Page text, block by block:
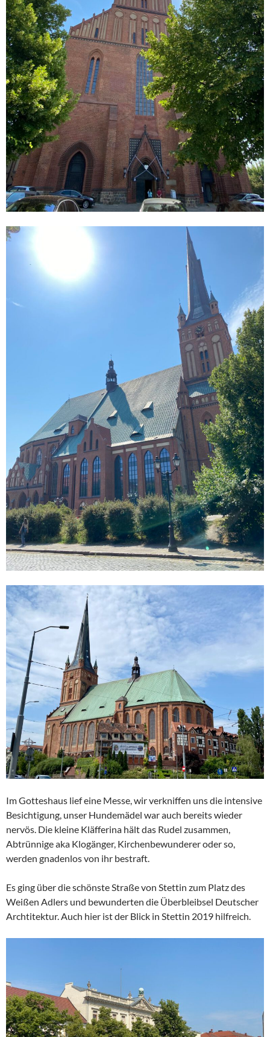
Im Gotteshaus lief eine Messe, wir verkniffen uns die intensive
Besichtigung, unser Hundemädel war auch bereits wieder
nervös. Die kleine Kläfferina hält das Rudel zusammen,
Abtrünnige aka Klogänger, Kirchenbewunderer oder so,
werden gnadenlos von ihr bestraft.
Es ging über die schönste Straße von Stettin zum Platz des
Weißen Adlers und bewunderten die Überbleibsel Deutscher
Archtitektur. Auch hier ist der Blick in Stettin 2019 hilfreich.